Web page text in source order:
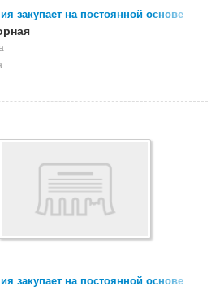
закупает на постоянной основе
брак, сбор СТРЕТЧ пленки
закупает на постоянной основе